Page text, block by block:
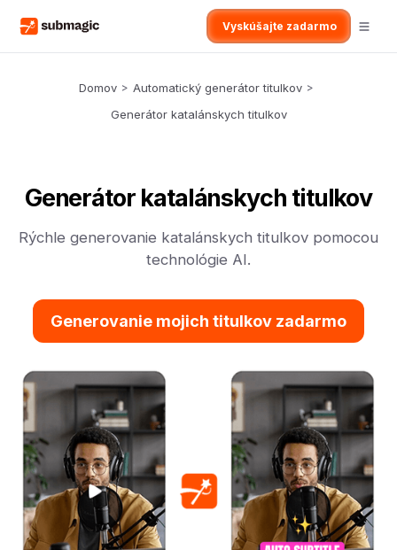
Vyskúšajte zadarmo
Domov > Automatický generátor titulkov >
Generátor katalánskych titulkov
Generátor katalánskych titulkov
Rýchle generovanie katalánskych titulkov pomocou
technológie AI.
Generovanie mojich titulkov zadarmo